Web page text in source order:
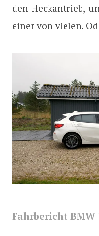
den Heckantrieb,
einer von vielen.
Fahrbericht BMW